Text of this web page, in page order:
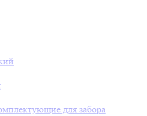
для забора